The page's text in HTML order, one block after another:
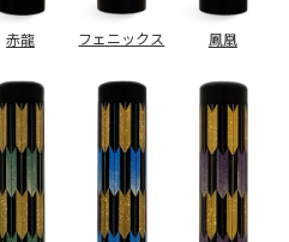
赤龍 フェニックス 鳳凰